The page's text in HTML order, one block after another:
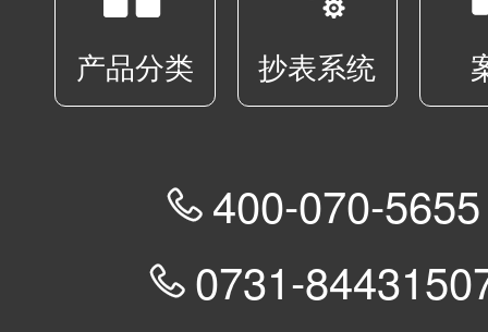
产品分类 抄表系统
 400-070-
 0731-